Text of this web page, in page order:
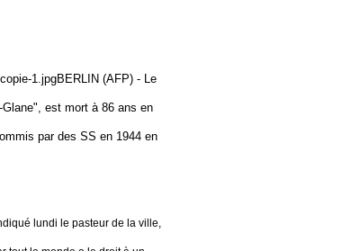
BERLIN (AFP) - Le
est mort à 86 ans en
par des SS en 1944 en
lundi le pasteur de la ville,